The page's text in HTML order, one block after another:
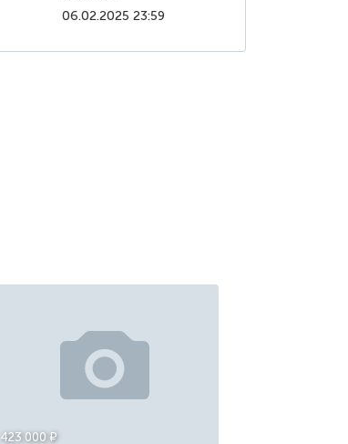
06.02.2025 23:59
423 000 ¤